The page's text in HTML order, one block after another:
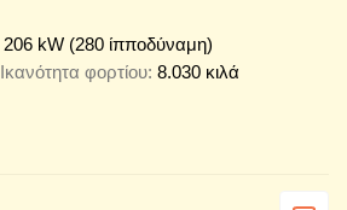
206 kW (280 ίπποδύναμη)
Ικανότητα φορτίου 8.030 κιλά